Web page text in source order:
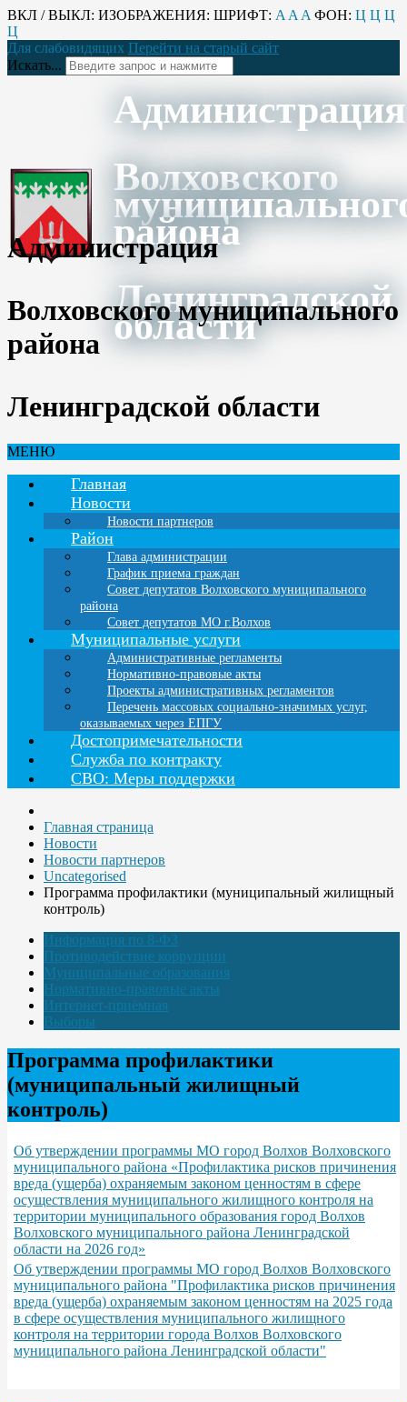
ВКЛ / ВЫКЛ: ИЗОБРАЖЕНИЯ: ШРИФТ: A A A ФОН: Ц Ц Ц
Ц
Для слабовидящих Перейти на старый сайт
Искать...
Администрация
Волховского
района
Ленинградской
области
Администрация
Волховского муниципального
района
Ленинградской области
МЕНЮ
Главная
Новости
Новости партнеров
Район
Глава администрации
График приема граждан
Совет депутатов Волховского муниципального
района
Совет депутатов МО г.Волхов
Муниципальные услуги
Административные регламенты
Нормативно-правовые акты
Проекты административных регламентов
Перечень массовых социально-значимых услуг,
оказываемых через ЕПГУ
Достопримечательности
Служба по контракту
СВО: Меры поддержки
Главная страница
Новости
Новости партнеров
Uncategorised
Программа профилактики (муниципальный жилищный
контроль)
Информация по 8-ФЗ
Противодействие коррупции
Муниципальные образования
Нормативно-правовые акты
Интернет-приёмная
Выборы
Программа профилактики
(муниципальный жилищный
контроль)
Об утверждении программы МО город Волхов Волховского
муниципального района «Профилактика рисков причинения
вреда (ущерба) охраняемым законом ценностям в сфере
осуществления муниципального жилищного контроля на
территории муниципального образования город Волхов
Волховского муниципального района Ленинградской
области на 2026 год»
Об утверждении программы МО город Волхов Волховского
муниципального района "Профилактика рисков причинения
вреда (ущерба) охраняемым законом ценностям на 2025 года
в сфере осуществления муниципального жилищного
контроля на территории города Волхов Волховского
муниципального района Ленинградской области"